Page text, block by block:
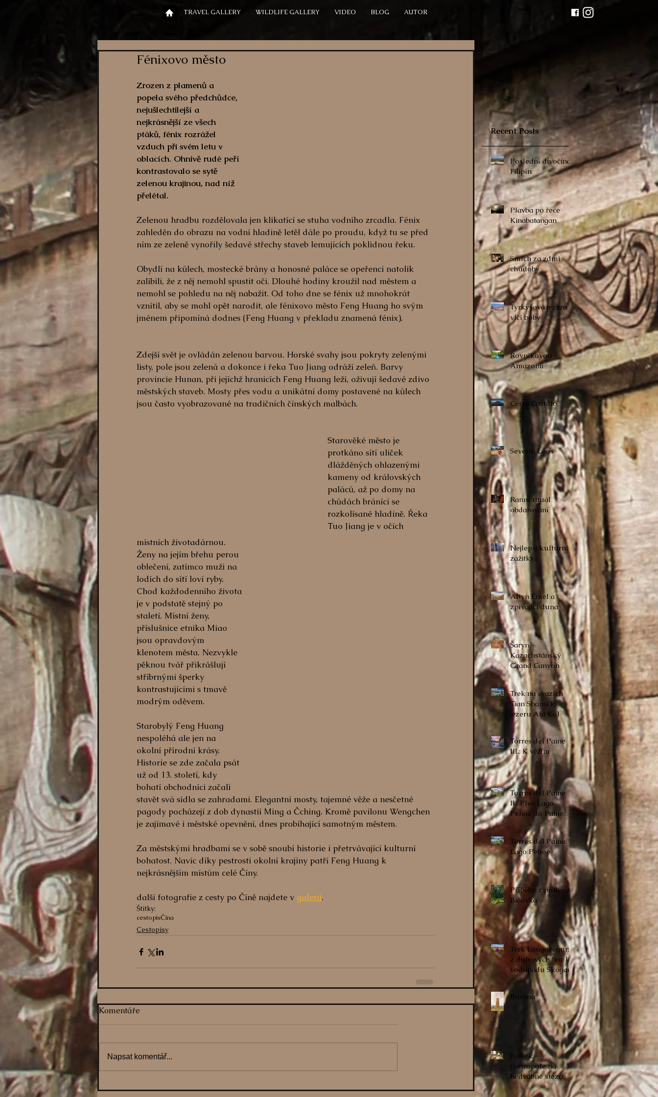
TRAVEL GALLERY WILDLIFE GALLERY VIDEO BLOG AUTOR
Fénixovo město
Zrozen z plamenů a
popela svého předchůdce,
nejušlechtilejší a
nejkrásnější ze všech
ptáků, fénix rozrážel
vzduch při svém letu v
oblacích. Ohnivě rudé peří
kontrastovalo se sytě
zelenou krajinou, nad níž
přelétal.
Zelenou hradbu rozdělovala jen klikatící se stuha vodního zrcadla. Fénix
zahleděn do obrazu na vodní hladině letěl dále po proudu, když tu se před
ním ze zeleně vynořily šedavé střechy staveb lemujících poklidnou řeku.
Obydlí na kůlech, mostecké brány a honosné paláce se opeřenci natolik
zalíbili, že z něj nemohl spustit oči. Dlouhé hodiny kroužil nad městem a
nemohl se pohledu na něj nabažit. Od toho dne se fénix už mnohokrát
vznítil, aby se mohl opět narodit, ale fénixovo město Feng Huang ho svým
jménem připomíná dodnes (Feng Huang v překladu znamená fénix).
Zdejší svět je ovládán zelenou barvou. Horské svahy jsou pokryty zelenými
listy, pole jsou zelená a dokonce i řeka Tuo Jiang odráží zeleň. Barvy
provincie Hunan, při jejíchž hranicích Feng Huang leží, oživují šedavé zdivo
městských staveb. Mosty přes vodu a unikátní domy postavené na kůlech
jsou často vyobrazované na tradičních čínských malbách.
Starověké město je
protkáno sítí uliček
dlážděných ohlazenými
kameny od královských
paláců, až po domy na
chůdách bránící se
rozkolísané hladině. Řeka
Tuo Jiang je v očích
místních životadárnou.
Ženy na jejím břehu perou
oblečení, zatímco muži na
lodích do sítí loví ryby.
Chod každodenního života
je v podstatě stejný po
staletí. Místní ženy,
příslušnice etnika Miao
jsou opravdovým
klenotem města. Nezvykle
pěknou tvář přikrášlují
stříbrnými šperky
kontrastujícími s tmavě
modrým oděvem.
Starobylý Feng Huang
nespoléhá ale jen na
okolní přírodní krásy.
Historie se zde začala psát
už od 13. století, kdy
bohatí obchodníci začali
stavět svá sídla se zahradami. Elegantní mosty, tajemné věže a nesčetné
pagody pocházejí z dob dynastií Ming a Čching. Kromě pavilonu Wengchen
je zajímavé i městské opevnění, dnes probíhající samotným městem.
Za městskými hradbami se v sobě snoubí historie i přetrvávající kulturní
bohatost. Navíc díky pestrosti okolní krajiny patří Feng Huang k
nejkrásnějším místům celé Číny.
další fotografie z cesty po Číně najdete v galerii.
Štítky:
cestopisČína
Cestopisy
Komentáře
Napsat komentář...
Recent Posts
Poslední divočina
Filipín
Plavba po řece
Kinabatangan
Smích za zdmi
chudoby
Tyrkysová jezera a
vlčí boby
Rovníkovou
Amazonií
Cerro Castillo
Severní Laos
Ranní rituál
obdarování
Nejlepší kulturní
zážitky
Altyn Emel a
zpívající duna
Šaryn -
Kazachstánský
Grand Canyon
Trek na svazích
Tian Shanu k
jezeru Ala Kol
Torres del Paine
III.: K věžím
Torres del Paine
II.: Přes Lago
Pehoe do Paine
Grande a dál
Torres del Paine: I.
Lago Pehoe
Příběhy z pralesa:
Bičovka
Trek Laugavegur:
z duhových hor k
vodopádu Skógar
Burana
Biškek -
metropole na
hedvábné stezce